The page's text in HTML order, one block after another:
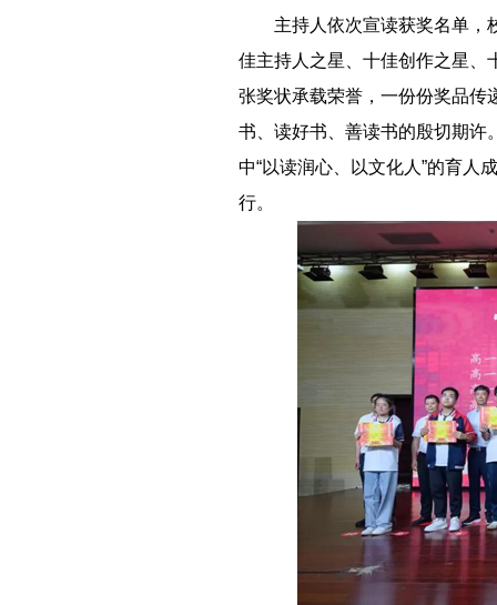
主持人依次宣读获奖名单，
佳主持人之星、十佳创作之星、
张奖状承载荣誉，一份份奖品传
书、读好书、善读书的殷切期许
中“以读润心、以文化人”的育人
行。